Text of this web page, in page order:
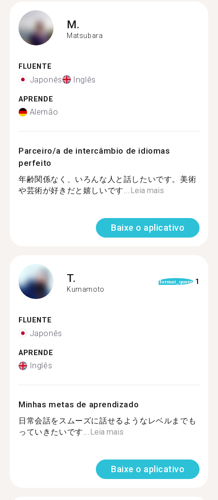
M.
Matsubara
FLUENTE
Japonês Inglês
APRENDE
Alemão
Parceiro/a de intercâmbio de idiomas
perfeito
年齢関係なく、いろんな人と話したいです。美術
や芸術が好きだと嬉しいです...Leia mais
Baixe o aplicativo
T.
Kumamoto
format_quote 1
FLUENTE
Japonês
APRENDE
Inglês
Minhas metas de aprendizado
日常会話をスムーズに話せるようなレベルまでも
っていきたいです...Leia mais
Baixe o aplicativo